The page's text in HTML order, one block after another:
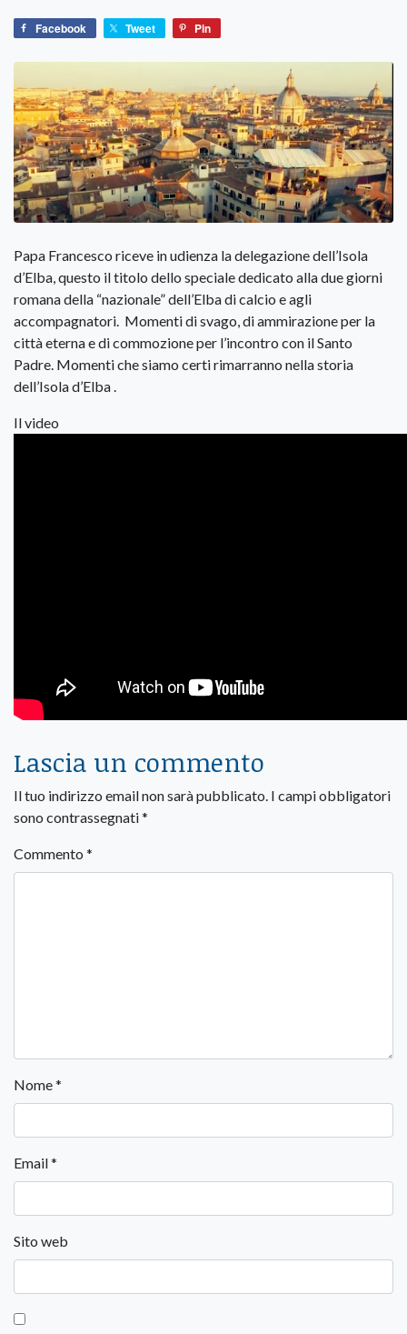
Facebook Tweet Pin
Papa Francesco riceve in udienza la delegazione dell’Isola
d’Elba, questo il titolo dello speciale dedicato alla due giorni
romana della “nazionale” dell’Elba di calcio e agli
accompagnatori. Momenti di svago, di ammirazione per la
città eterna e di commozione per l’incontro con il Santo
Padre. Momenti che siamo certi rimarranno nella storia
dell’Isola d’Elba .
Il video
Lascia un commento
Il tuo indirizzo email non sarà pubblicato. I campi obbligatori
sono contrassegnati*
Commento *
Nome*
Email*
Sito web